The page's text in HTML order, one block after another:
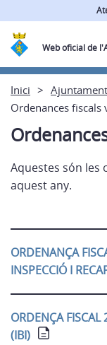
Web oficial de
Inici Ajuntament
Ordenances fiscals
Aquestes són les
aquest any.
ORDENANÇA
INSPECCIÓ I
ORDENÇA FISCAL
(IBI)